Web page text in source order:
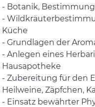
- Botanik,
-
Küche
- Grundlagen der
- Anlegen eines
Hausapotheke
- Zubereitung für den
Heilweine, Zäpfchen,
- Einsatz bewährter